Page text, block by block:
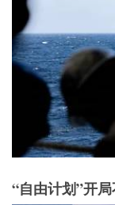
“自由计划”开